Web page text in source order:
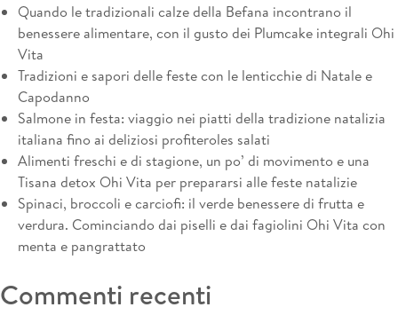
Quando le tradizionali calze della Befana incontrano il
benessere alimentare, con il gusto dei Plumcake integrali Ohi
Vita
Tradizioni e sapori delle feste con le lenticchie di Natale e
Capodanno
Salmone in festa: viaggio nei piatti della tradizione natalizia
italiana fino ai deliziosi profiteroles salati
Alimenti freschi e di stagione, un po’ di movimento e una
Tisana detox Ohi Vita per prepararsi alle feste natalizie
Spinaci, broccoli e carciofi: il verde benessere di frutta e
verdura. Cominciando dai piselli e dai fagiolini Ohi Vita con
menta e pangrattato
Commenti recenti